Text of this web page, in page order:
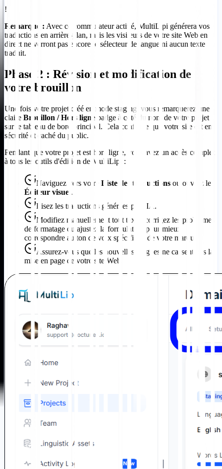
!
Remarque : Avec ce commutateur activé, MultiLipi générera vos
traductions en arrière-plan, mais les visiteurs de votre site Web en
direct ne verront pas encore le sélecteur de langue ni aucun texte
traduit.
Phase 2 : Révision et modification de
votre brouillon
Une fois votre projet créé en mode staging, vous remarquerez une
claire Brouillon / Hors ligne badge à côté du nom de votre projet
sur le tableau de bord principal. Cela confirme que votre site est en
sécurité et caché du public.
Pendant que votre projet est hors ligne, vous avez un accès complet
à tous les outils d'édition de MultiLipi :
Naviguez vers votre Liste des traductions ou ouvrez le
Éditeur visuel .
Lisez les traductions générées par l'IA.
Modifiez manuellement tout texte, corrigez les problèmes
de formatage ou ajustez la formulation pour mieux
correspondre au ton de voix spécifique de votre marque.
Assurez-vous que les nouvelles langues ne cassent pas la
mise en page de votre site Web.